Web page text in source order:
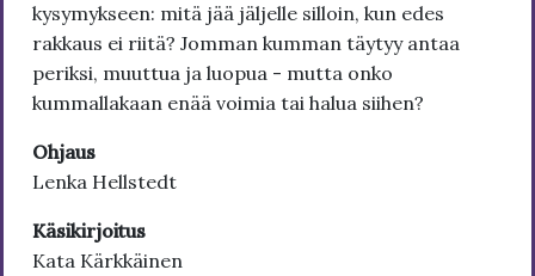
kysymykseen: mitä jää jäljelle silloin, kun edes
rakkaus ei riitä? Jomman kumman täytyy antaa
periksi, muuttua ja luopua - mutta onko
kummallakaan enää voimia tai halua siihen?
Ohjaus
Lenka Hellstedt
Käsikirjoitus
Kata Kärkkäinen